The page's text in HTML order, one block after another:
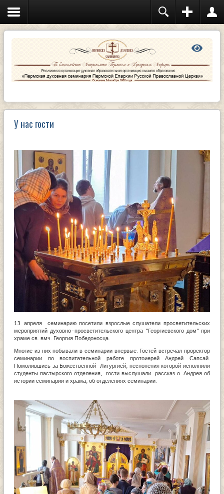
Иконописное отделение
АБИТУРИЕНТУ: как поступить учиться на
иконописное отделение?
Отделение дополнительного религиозного
Заочный сектор
Курсы повышения квалификации
священнослужителей
Клуб «Воскресение»
Библиотека
Электронный каталог библиотеки семинарии
У нас гости
13 апреля семинарию посетили взрослые слушатели просветительских
мероприятий духовно-просветительского центра "Георгиевского дом" при
храме св. вмч. Георгия Победоносца.
Многие из них побывали в семинарии впервые. Гостей встречал проректор
семинарии по воспитательной работе протоиерей Андрей Сапсай.
Помолившись за Божественной Литургией, песнопения которой исполнили
студенты пастырского отделения, гости выслушали рассказ о. Андрея об
истории семинарии и храма, об отделениях семинарии.